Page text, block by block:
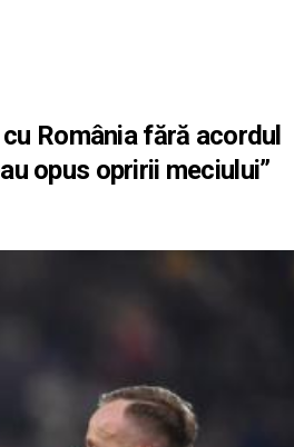
România fără acordul
opus opririi meciului”